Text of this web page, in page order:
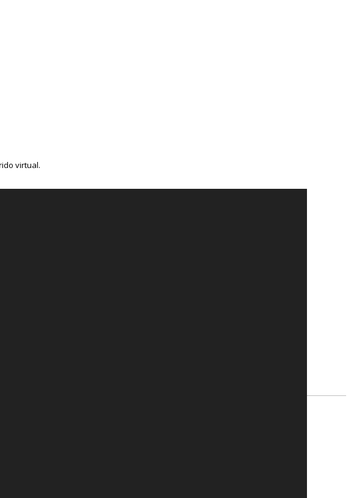
virtual.